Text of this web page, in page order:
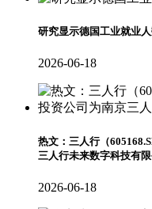
研究显示德国工业就业
2026-06-18
热文：三人行（
三人行未来数字科技有
2026-06-18